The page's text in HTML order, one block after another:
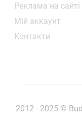
Реклама на сайті
Мій аккаунт
Контакти
2012 - 2025 ©